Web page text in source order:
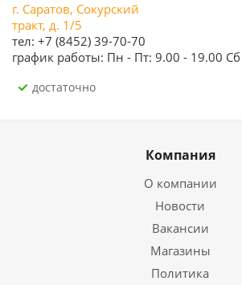
г. Саратов, Сокурский
тракт, д. 1/5
тел: +7 (8452) 39-70-70
график работы: Пн - Пт: 9.00 - 19.00
Достаточно
Компания
О компании
Новости
Вакансии
Магазины
Политика